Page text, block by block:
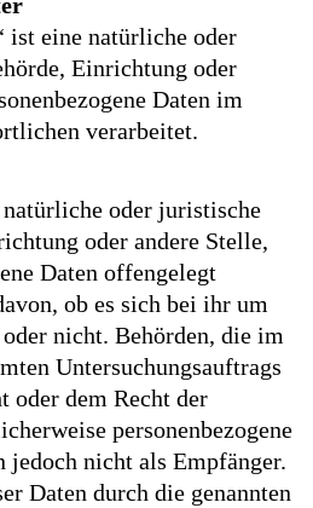
ist eine natürliche oder
Einrichtung oder
Daten im
verarbeitet.
oder juristische
oder andere Stelle,
Daten offengelegt
ob es sich bei ihr um
nicht. Behörden, die im
Untersuchungsauftrags
oder dem Recht der
personenbezogene
jedoch nicht als Empfänger.
Daten durch die genannten